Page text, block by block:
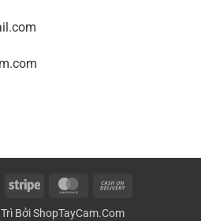
Stripe MasterCard
BởiShopTayCam.Com